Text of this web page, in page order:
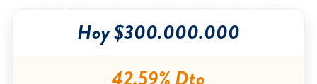
Correo electrónicoHoy $300.000.000